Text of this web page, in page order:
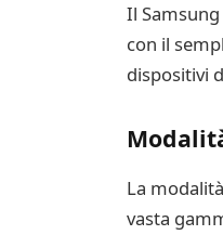
Il
con il
dispositivi
La
vasta